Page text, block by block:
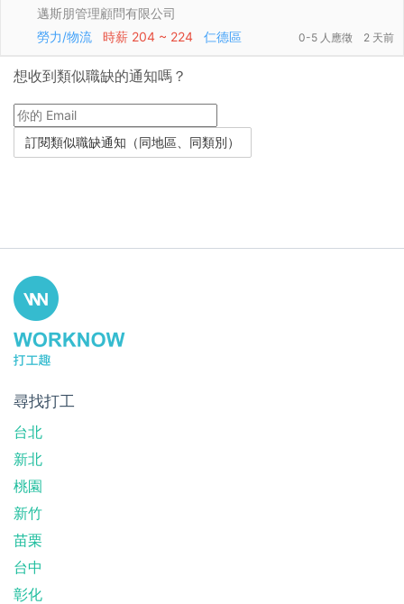
邁斯朋管理顧問有限公司
勞力/物流
時薪 204 ~ 224 仁德區 0-5 人應徵 2 天前
想收到類似職缺的通知嗎？
尋找打工
台北
新北
桃園
新竹
苗栗
台中
彰化